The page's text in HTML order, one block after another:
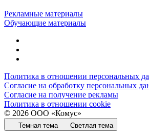
Рекламные материалы
Обучающие материалы
Политика в отношении персональных
Согласие на обработку персональных
Согласие на получение рекламы
Политика в отношении cookie
© 2026 ООО «Комус»
Темная тема Светлая тема